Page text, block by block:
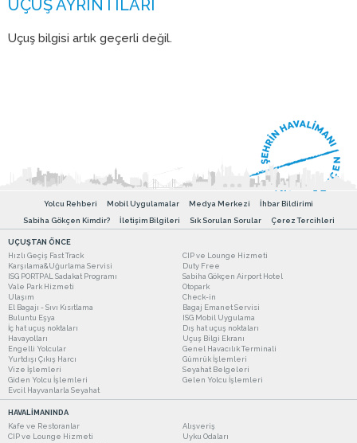
Uçuş bilgisi artık geçerli değil.
Yolcu Rehberi Mobil Uygulamalar Medya Merkezi
İhbar Bildirimi
Sabiha Gökçen Kimdir?
İletişim Bilgileri Sık Sorulan Sorular Çerez Tercihleri
UÇUŞTAN ÖNCE
Hızlı Geçiş Fast Track
CIP ve Lounge Hizmeti
Karşılama&Uğurlama Servisi
Duty Free
ISG PORTPAL Sadakat Programı
Sabiha Gökçen Airport Hotel
Vale Park Hizmeti
Otopark
Ulaşım
Check-in
El Bagajı - Sıvı Kısıtlama
Bagaj Emanet Servisi
Buluntu Eşya
ISG Mobil Uygulama
İç hat uçuş noktaları
Dış hat uçuş noktaları
Havayolları
Uçuş Bilgi Ekranı
Engelli Yolcular
Genel Havacılık Terminali
Yurtdışı Çıkış Harcı
Gümrük İşlemleri
Vize İşlemleri
Seyahat Belgeleri
Giden Yolcu İşlemleri
Gelen Yolcu İşlemleri
Evcil Hayvanlarla Seyahat
HAVALİMANINDA
Kafe ve Restoranlar
Alışveriş
CIP ve Lounge Hizmeti
Uyku Odaları